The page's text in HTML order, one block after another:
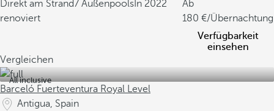
Direkt am Strand7 Außenpools In 2022
renoviert
Ab
180
/Übernachtung
Verfügbarkeit
einsehen
Vergleichen
All inclusive
Barceló Fuerteventura Royal Level
Antigua, Spain